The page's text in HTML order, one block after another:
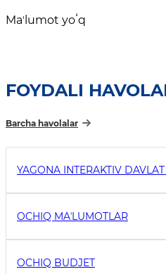
Maʼlumot yoʻq
FOYDALI
Barcha havolalar
YAGONA INTERAKTIV
OCHIQ MAʼLUMOTLAR
OCHIQ BUDJET